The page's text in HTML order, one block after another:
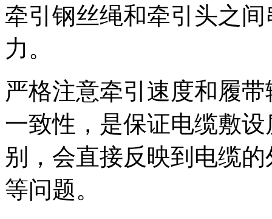
牵引钢丝绳和牵引头之
力。
严格注意牵引速度和履
一致性，是保证电缆敷
别，会直接反映到电缆
等问题。